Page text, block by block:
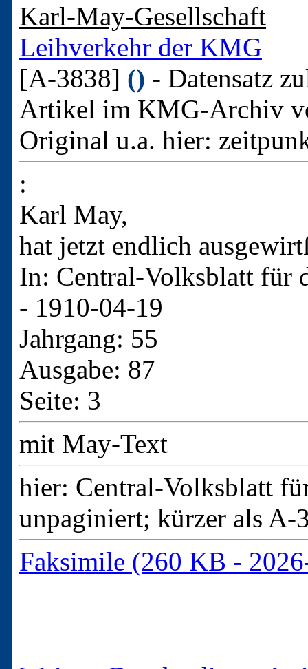
Karl-May-Gesellschaft
Leihverkehr der KMG
[A-3838] () - Datensatz
Artikel im KMG-Archiv
Original u.a. hier:
:
Karl May,
hat jetzt endlich
In: Central-Volksblatt für
- 1910-04-19
Jahrgang: 55
Ausgabe: 87
Seite: 3
mit May-Text
hier: Central-Volksblatt
unpaginiert; kürzer als A-
Faksimile (260 KB -